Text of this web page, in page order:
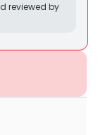
reviewed by